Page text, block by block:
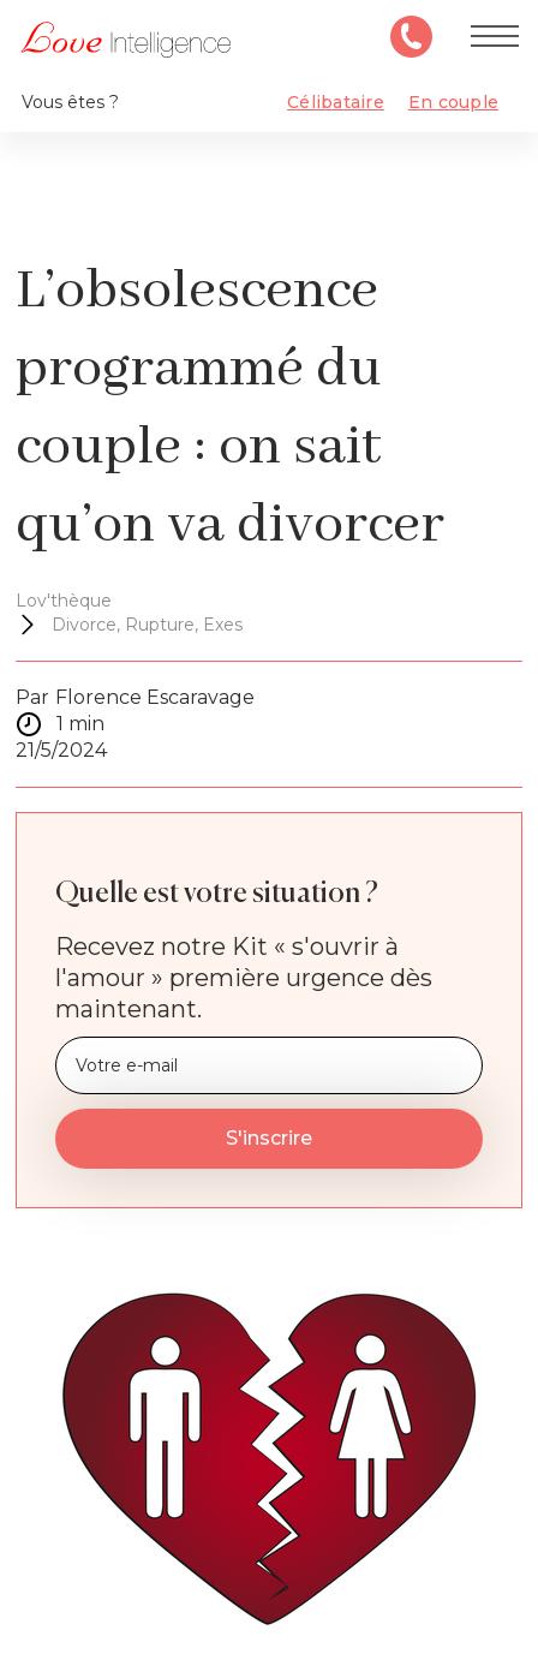
Vous êtes ? Célibataire En couple
L’obsolescence
programmé du
couple : on sait
qu’on va divorcer
Lov'thèque
Divorce, Rupture, Exes
Par Florence Escaravage
1 min
21/5/2024
Quelle est votre situation ?
Recevez notre Kit « s'ouvrir à
l'amour » première urgence dès
maintenant.